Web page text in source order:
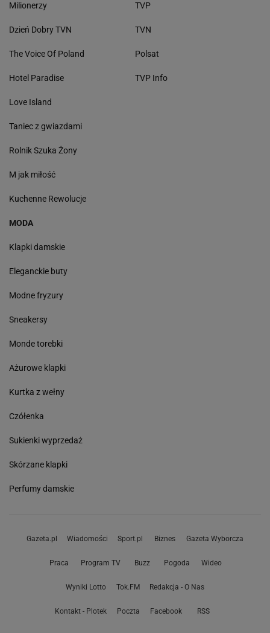
Milionerzy
Dzień Dobry TVN
The Voice Of Poland
Hotel Paradise
Love Island
Taniec z gwiazdami
Rolnik Szuka Żony
M jak miłość
Kuchenne Rewolucje
TVP
TVN
Polsat
TVP Info
MODA
Klapki damskie
Eleganckie buty
Modne fryzury
Sneakersy
Monde torebki
Ażurowe klapki
Kurtka z wełny
Czółenka
Sukienki wyprzedaż
Skórzane klapki
Perfumy damskie
Gazeta.pl Wiadomości Sport.pl Biznes Gazeta Wyborcza
Praca Program TV Buzz Pogoda Wideo
Wyniki Lotto Tok.FM Redakcja - O Nas
Kontakt - Plotek Poczta Facebook RSS